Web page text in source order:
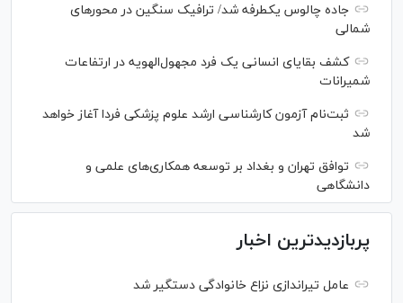
جاده چالوس یکطرفه شد/ ترافیک سنگین در محورهای
شمالی
کشف بقایای انسانی یک فرد مجهول‌الهویه در ارتفاعات
شمیرانات
ثبت‌نام آزمون کارشناسی ارشد علوم پزشکی فردا آغاز خواهد
شد
توافق تهران و بغداد بر توسعه همکاری‌های علمی و
دانشگاهی
پربازدیدترین اخبار
عامل تیراندازی نزاع خانوادگی دستگیر شد